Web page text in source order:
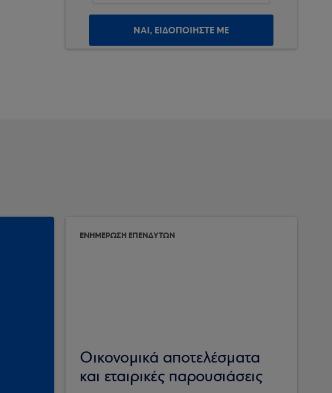
ΝΑΙ, ΕΙΔΟΠΟΙΗΣΤΕ ΜΕ
ΕΝΗΜΕΡΩΣΗ ΕΠΕΝΔΥΤΩΝ
Οικονομικά αποτελέσματα
και εταιρικές παρουσιάσεις